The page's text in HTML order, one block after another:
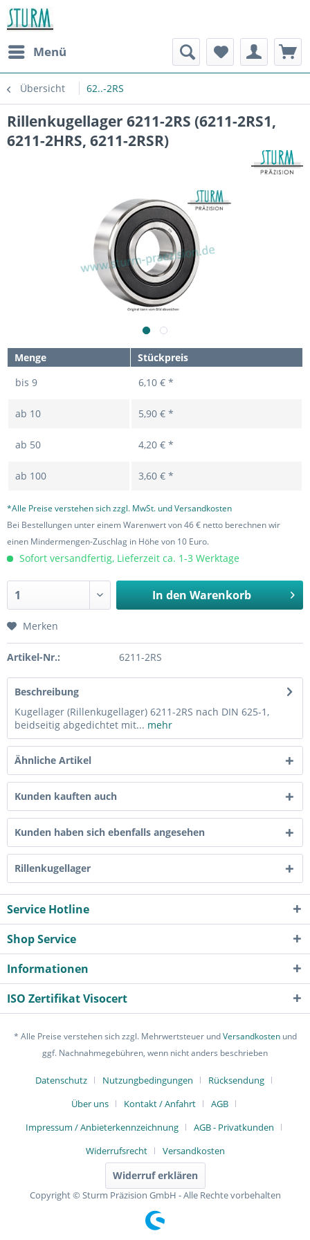
Menü
Übersicht 62..-2RS
Rillenkugellager 6211-2RS (6211-2RS1,
6211-2HRS, 6211-2RSR)
Menge
Stückpreis
bis 9 6,10 € *
ab 10 5,90 € *
ab 50 4,20 € *
ab 100 3,60 € *
*Alle Preise verstehen sich zzgl. MwSt. und Versandkosten
Bei Bestellungen unter einem Warenwert von 46 € netto berechnen wir
einen Mindermengen-Zuschlag in Höhe von 10 Euro.
Sofort versandfertig, Lieferzeit ca. 1-3 Werktage
In den Warenkorb
Merken
Artikel-Nr.: 6211-2RS
Beschreibung
Kugellager (Rillenkugellager) 6211-2RS nach DIN 625-1,
beidseitig abgedichtet mit... mehr
Ähnliche Artikel
Kunden kauften auch
Kunden haben sich ebenfalls angesehen
Rillenkugellager
Service Hotline
Shop Service
Informationen
ISO Zertifikat Visocert
* Alle Preise verstehen sich zzgl. Mehrwertsteuer undVersandkostenund
ggf. Nachnahmegebühren, wenn nicht anders beschrieben
Datenschutz Nutzungbedingungen
Rücksendung
Über uns
Kontakt / Anfahrt
AGB
Impressum / Anbieterkennzeichnung
AGB - Privatkunden
Widerrufsrecht
Versandkosten
Widerruf erklären
Copyright © Sturm Präzision GmbH - Alle Rechte vorbehalten